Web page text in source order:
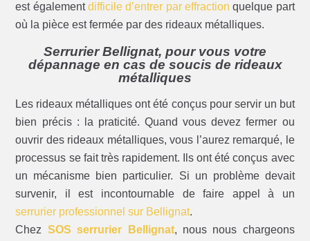
est égalementdifficile d’entrer par effraction quelque part
où la pièce est fermée par des rideaux métalliques.
Serrurier Bellignat, pour vous votre
dépannage en cas de soucis de rideaux
métalliques
Les rideaux métalliques ont été conçus pour servir un but
bien précis : la praticité. Quand vous devez fermer ou
ouvrir des rideaux métalliques, vous l’aurez remarqué, le
processus se fait très rapidement. Ils ont été conçus avec
un mécanisme bien particulier. Si un problème devait
survenir, il est incontournable de faire appel à un
serrurier professionnel sur Bellignat.
Chez SOS serrurier Bellignat, nous nous chargeons